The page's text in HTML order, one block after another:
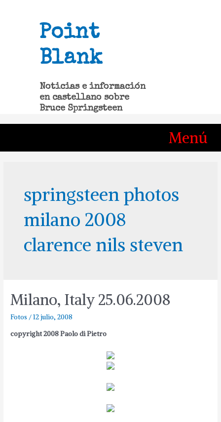
Point
Blank
Noticias e información
en castellano sobre
Bruce Springsteen
Menú
springsteen photos
milano 2008
clarence nils steven
Milano, Italy 25.06.2008
Fotos /12 julio, 2008
copyright 2008 Paolo di Pietro